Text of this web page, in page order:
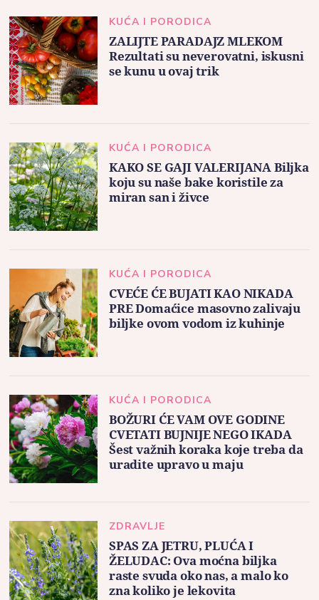
KUĆA I PORODICA
ZALIJTE PARADAJZ MLEKOM
Rezultati su neverovatni, iskusni
se kunu u ovaj trik
KUĆA I PORODICA
KAKO SE GAJI VALERIJANA Biljka
koju su naše bake koristile za
miran san i živce
KUĆA I PORODICA
CVEĆE ĆE BUJATI KAO NIKADA
PRE Domaćice masovno zalivaju
biljke ovom vodom iz kuhinje
KUĆA I PORODICA
BOŽURI ĆE VAM OVE GODINE
CVETATI BUJNIJE NEGO IKADA
Šest važnih koraka koje treba da
uradite upravo u maju
ZDRAVLJE
SPAS ZA JETRU, PLUĆA I
ŽELUDAC: Ova moćna biljka
raste svuda oko nas, a malo ko
zna koliko je lekovita